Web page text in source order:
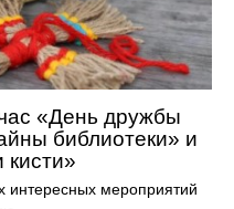
«День дружбы
библиотеки» и
кисти»
интересных мероприятий